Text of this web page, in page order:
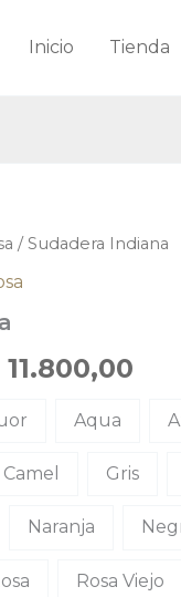
Inicio Tienda
/ Sudadera Indiana
11.800,00
Aqua
Camel Gris
Naranja
Rosa Viejo